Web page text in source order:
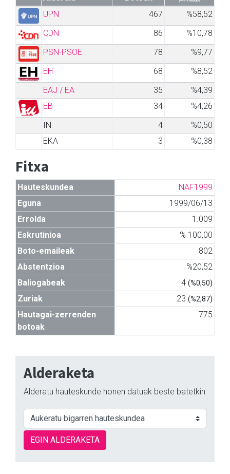
UPN
467
%58,52
CDN
86
%10,78
PSN-PSOE
78
%9,77
EH
68
%8,52
EAJ / EA
35
%4,39
EB
34
%4,26
IN
4
%0,50
EKA
3 %0,38
Fitxa
Hauteskundea
NAF1999
Eguna
1999/06/13
Errolda
1.009
Eskrutinioa
% 100,00
Boto-emaileak
802
Abstentzioa
%20,52
Baliogabeak
4 (%0,50)
Zuriak 23 (%2,87)
Hautagai-zerrenden
botoak
775
Alderaketa
Alderatu hauteskunde honen datuak beste batetkin
EGIN ALDERAKETA